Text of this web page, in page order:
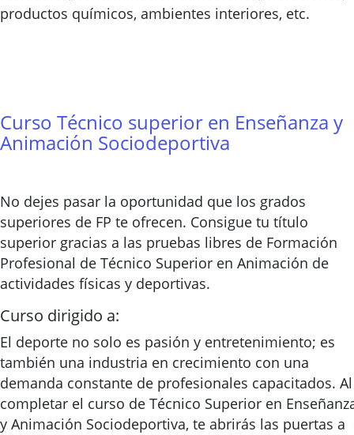
productos químicos, ambientes interiores, etc.
Curso Técnico superior en Enseñanza y
Animación Sociodeportiva
No dejes pasar la oportunidad que los grados
superiores de FP te ofrecen. Consigue tu título
superior gracias a las pruebas libres de Formación
Profesional de Técnico Superior en Animación de
actividades físicas y deportivas.
Curso dirigido a:
El deporte no solo es pasión y entretenimiento; es
también una industria en crecimiento con una
demanda constante de profesionales capacitados. Al
completar el curso de Técnico Superior en
y Animación Sociodeportiva, te abrirás las puertas a